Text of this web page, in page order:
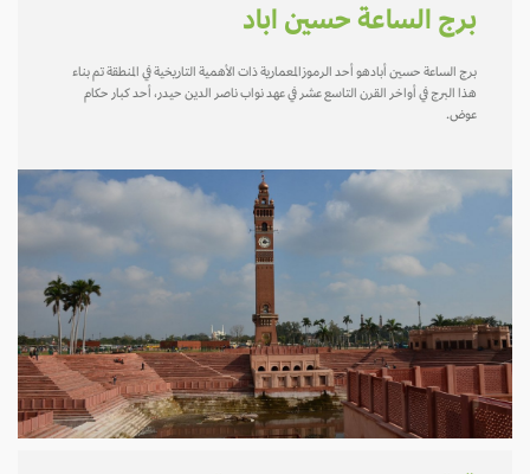
برج الساعة حسين اباد
برج الساعة حسين أبادهو أحد الرموزالمعمارية ذات الأهمية التاريخية في المنطقة تم بناء
هذا البرج في أواخر القرن التاسع عشر في عهد نواب ناصر الدين حيدر، أحد كبار حكام
عوض.